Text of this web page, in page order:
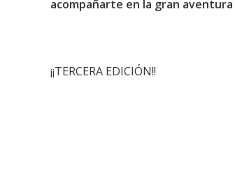
acompañarte en la gran
¡¡TERCERA EDICIÓN!!